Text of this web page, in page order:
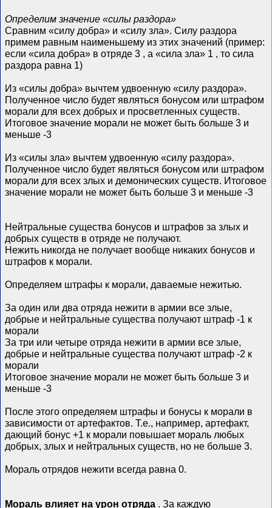
Определим значение «силы раздора»
Сравним «силу добра» и «силу зла». Силу раздора
примем равным наименьшему из этих значений (пример:
если «сила добра» в отряде 3 , а «сила зла» 1 , то сила
раздора равна 1)
Из «силы добра» вычтем удвоенную «силу раздора».
Полученное число будет являться бонусом или штрафом
морали для всех добрых и просветленных существ.
Итоговое значение морали не может быть больше 3 и
меньше -3
Из «силы зла» вычтем удвоенную «силу раздора».
Полученное число будет являться бонусом или штрафом
морали для всех злых и демонических существ. Итоговое
значение морали не может быть больше 3 и меньше -3
Нейтральные существа бонусов и штрафов за злых и
добрых существ в отряде не получают.
Нежить никогда не получает вообще никаких бонусов и
штрафов к морали.
Определяем штрафы к морали, даваемые нежитью.
За один или два отряда нежити в армии все злые,
добрые и нейтральные существа получают штраф -1 к
морали
За три или четыре отряда нежити в армии все злые,
добрые и нейтральные существа получают штраф -2 к
морали
Итоговое значение морали не может быть больше 3 и
меньше -3
После этого определяем штрафы и бонусы к морали в
зависимости от артефактов. Т.е., например, артефакт,
дающий бонус +1 к морали повышает мораль любых
добрых, злых и нейтральных существ, но не больше 3.
Мораль отрядов нежити всегда равна 0.
Мораль влияет на урон отряда
. За каждую